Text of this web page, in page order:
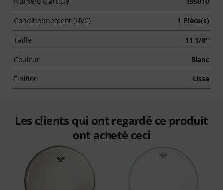
Conditionnement (UVC) 1 Pièce(s)
Taille 11 1/8"
Couleur Blanc
Finition Lisse
Les clients qui ont regardé ce produit
ont acheté ceci